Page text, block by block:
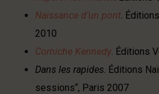
Naissance d’un pont .
2010
Corniche Kennedy . Éditions
Dans les rapides . Éditions
sessions“, Paris 2007